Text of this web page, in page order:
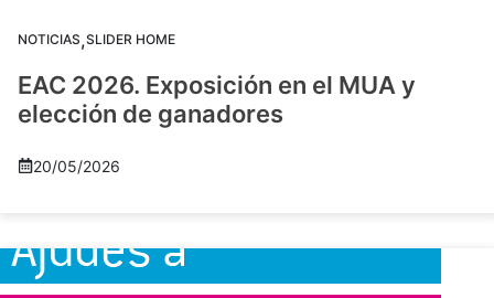
NOTICIAS,SLIDER HOME
EAC 2026. Exposición en el MUA y
elección de ganadores
20/05/2026